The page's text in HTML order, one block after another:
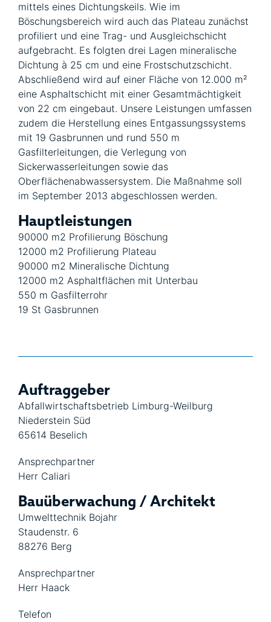
mittels eines Dichtungskeils. Wie im
Böschungsbereich wird auch das Plateau zunächst
profiliert und eine Trag- und Ausgleichschicht
aufgebracht. Es folgten drei Lagen mineralische
Dichtung à 25 cm und eine Frostschutzschicht.
Abschließend wird auf einer Fläche von 12.000 m²
eine Asphaltschicht mit einer Gesamtmächtigkeit
von 22 cm eingebaut. Unsere Leistungen umfassen
zudem die Herstellung eines Entgassungssystems
mit 19 Gasbrunnen und rund 550 m
Gasfilterleitungen, die Verlegung von
Sickerwasserleitungen sowie das
Oberflächenabwassersystem. Die Maßnahme soll
im September 2013 abgeschlossen werden.
Hauptleistungen
90000 m2 Profilierung Böschung
12000 m2 Profilierung Plateau
90000 m2 Mineralische Dichtung
12000 m2 Asphaltflächen mit Unterbau
550 m Gasfilterrohr
19 St Gasbrunnen
Auftraggeber
Abfallwirtschaftsbetrieb Limburg-Weilburg
Niederstein Süd
65614 Beselich
Ansprechpartner
Herr Caliari
Bauüberwachung / Architekt
Umwelttechnik Bojahr
Staudenstr. 6
88276 Berg
Ansprechpartner
Herr Haack
Telefon